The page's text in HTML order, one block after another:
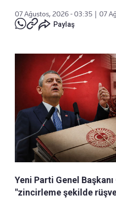
07 Ağustos, 2026 - 03:35
07
Paylaş
Yeni Parti Genel
"zincirleme şekilde